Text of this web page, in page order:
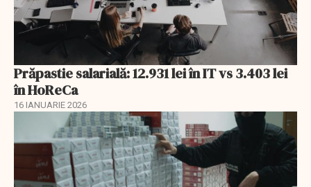
Prăpastie salarială: 12.931 lei în IT vs 3.403 lei
în HoReCa
16 IANUARIE 2026